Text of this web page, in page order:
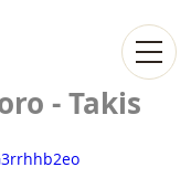
- Takis